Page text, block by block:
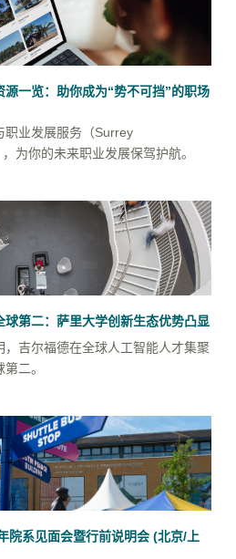
一览：助你成为“势不可挡”的职场
职业发展服务（Surrey
为你的未来职业发展保驾护航。
第二：萨里大学创新生态优势凸显
吉尔福德在全球人工智能人才集聚
二。
院系见面会暨行前说明会 (北京/上